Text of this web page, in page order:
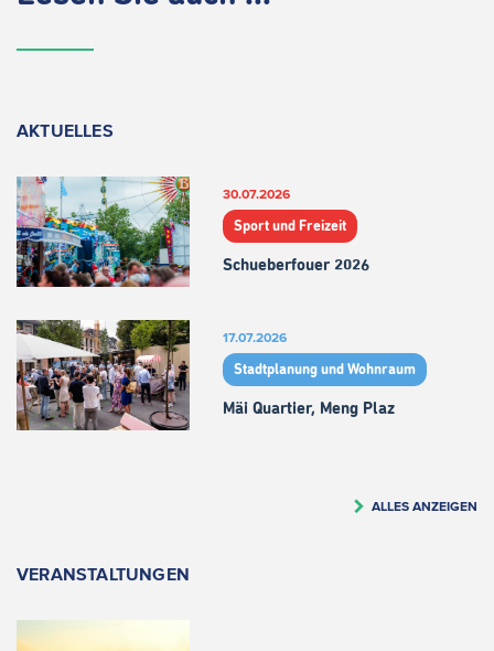
AKTUELLES
30.07.2026
Sport und Freizeit
Schueberfouer 2026
17.07.2026
Stadtplanung und Wohnraum
Mäi Quartier, Meng Plaz
ALLES ANZEIGEN
VERANSTALTUNGEN